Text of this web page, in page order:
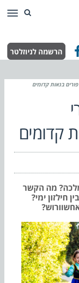
הרשמה לניוזלטר
בנאות קדומים
קדומים
מה הקשר
חילזון ימי?